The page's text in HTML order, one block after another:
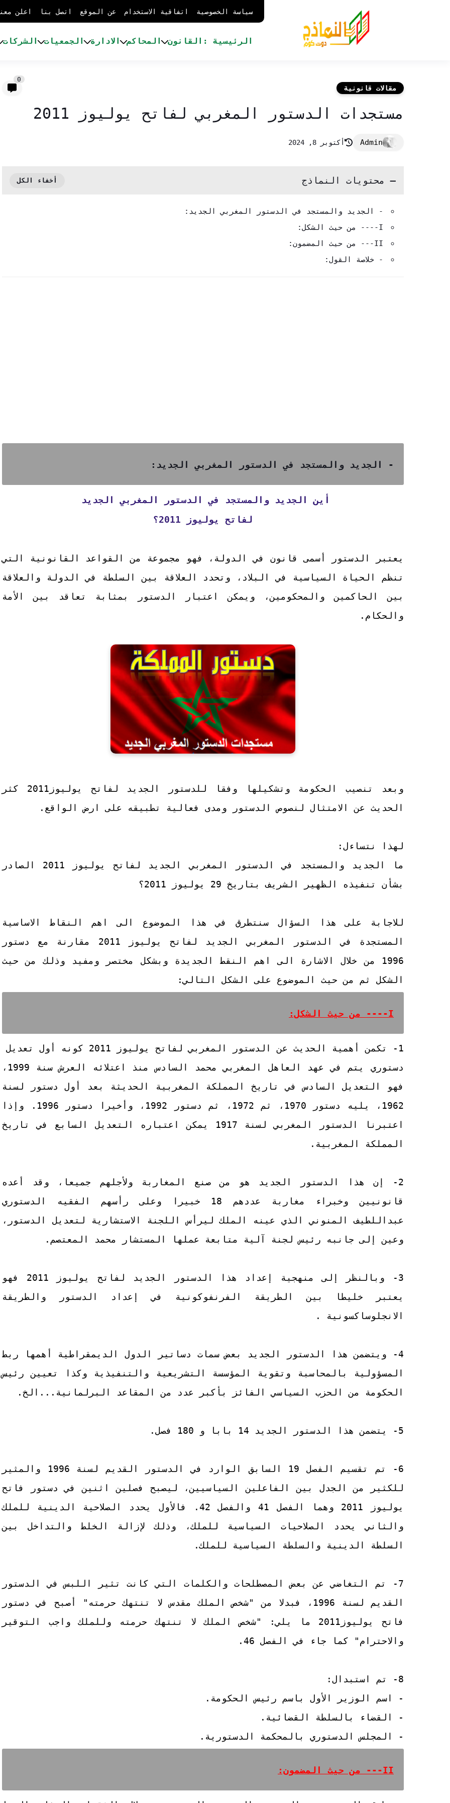
سياسة الخصوصية اتفاقية الاستخدام عن الموقع اتصل بنا اعلن
الرئيسية : القانون المحاكم الادارة الجمعيات الشركات
مقالات قانونية
0
مستجدات الدستور المغربي لفاتح يوليوز 2011
أكتوبر 8, 2024
محتويات النماذج
- الجديد والمستجد في الدستور المغربي الجديد:
I---- من حيث الشكل:
II--- من حيث المضمون:
- خلاصة القول:
- الجديد والمستجد في الدستور المغربي الجديد:
أين الجديد والمستجد في الدستور المغربي الجديد
لفاتح يوليوز 2011؟
يعتبر الدستور أسمى قانون في الدولة، فهو مجموعة من القواعد القانونية التي
تنظم الحياة السياسية في البلاد، وتحدد العلاقة بين السلطة في الدولة والعلاقة
بين الحاكمين والمحكومين، ويمكن اعتبار الدستور بمثابة تعاقد بين الأمة
والحكام.
وبعد تنصيب الحكومة وتشكيلها وفقا للدستور الجديد لفاتح يوليوز2011 كثر
الحديث عن الامتثال لنصوص الدستور ومدى فعالية تطبيقه على ارض الواقع.
لهذا نتساءل:
ما الجديد والمستجد في الدستور المغربي الجديد لفاتح يوليوز 2011 الصادر
بشأن تنفيذه الظهير الشريف بتاريخ 29 يوليوز 2011؟
للاجابة على هذا السؤال سنتطرق في هذا الموضوع الى اهم النقاط الاساسية
المستجدة في الدستور المغربي الجديد لفاتح يوليوز 2011 مقارنة مع دستور
1996 من خلال الاشارة الى اهم النقط الجديدة وبشكل مختصر ومفيد وذلك من حيث
الشكل ثم من حيث الموضوع على الشكل التالي:
I---- من حيث الشكل:
1- تكمن أهمية الحديث عن الدستور المغربي لفاتح يوليوز 2011 كونه أول تعديل
دستوري يتم في عهد العاهل المغربي محمد السادس منذ اعتلائه العرش سنة 1999،
فهو التعديل السادس في تاريخ المملكة المغربية الحديثة بعد أول دستور لسنة
1962، يليه دستور 1970، ثم 1972، ثم دستور 1992، وأخيرا دستور 1996. وإذا
اعتبرنا الدستور المغربي لسنة 1917 يمكن اعتباره التعديل السابع في تاريخ
المملكة المغربية.
2- إن هذا الدستور الجديد هو من صنع المغاربة ولأجلهم جميعا، وقد أعده
قانونيين وخبراء مغاربة عددهم 18 خبيرا وعلى رأسهم الفقيه الدستوري
عبداللطيف المنوني الذي عينه الملك ليرأس اللجنة الاستشارية لتعديل الدستور،
وعين إلى جانبه رئيس لجنة آلية متابعة عملها المستشار محمد المعتصم.
3- وبالنظر إلى منهجية إعداد هذا الدستور الجديد لفاتح يوليوز 2011 فهو
يعتبر خليطا بين الطريقة الفرنفوكونية في إعداد الدستور والطريقة
الانجلوساكسونية .
4- ويتضمن هذا الدستور الجديد بعض سمات دساتير الدول الديمقراطية أهمها ربط
المسؤولية بالمحاسبة وتقوية المؤسسة التشريعية والتنفيذية وكذا تعيين رئيس
الحكومة من الحزب السياسي الفائز بأكبر عدد من المقاعد البرلمانية...الخ.
5- يتضمن هذا الدستور الجديد 14 بابا و 180 فصل.
6- تم تقسيم الفصل 19 السابق الوارد في الدستور القديم لسنة 1996 والمثير
للكثير من الجدل بين الفاعلين السياسيين، ليصبح فصلين اثنين في دستور فاتح
يوليوز 2011 وهما الفصل 41 والفصل 42. فالأول يحدد الصلاحية الدينية للملك
والثاني يحدد الصلاحيات السياسية للملك، وذلك لإزالة الخلط والتداخل بين
السلطة الدينية والسلطة السياسية للملك.
7- تم التغاضي عن بعض المصطلحات والكلمات التي كانت تثير اللبس في الدستور
القديم لسنة 1996، فبدلا من "شخص الملك مقدس لا تنتهك حرمته" أصبح في دستور
فاتح يوليوز2011 ما يلي: "شخص الملك لا تنتهك حرمته وللملك واجب التوقير
والاحترام" كما جاء في الفصل 46.
8- تم استبدال:
- اسم الوزير الأول باسم رئيس الحكومة.
- القضاء بالسلطة القضائية.
- المجلس الدستوري بالمحكمة الدستورية.
II--- من حيث المضمون: